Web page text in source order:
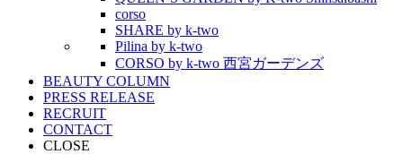
corso
SHARE by k-two
Pilina by k-two
CORSO by k-two 西宮ガーデンズ
BEAUTY COLUMN
PRESS RELEASE
RECRUIT
CONTACT
CLOSE